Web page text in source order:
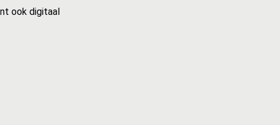
ook digitaal